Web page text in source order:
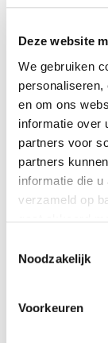
Deze website
We gebruiken
en om ons
informatie over
partners voor
partners
informatie die
verzameld op
Noodzakelijk
Voorkeuren
Getuigenverhoor
Auteurs:Richard
Ontvang
laatste